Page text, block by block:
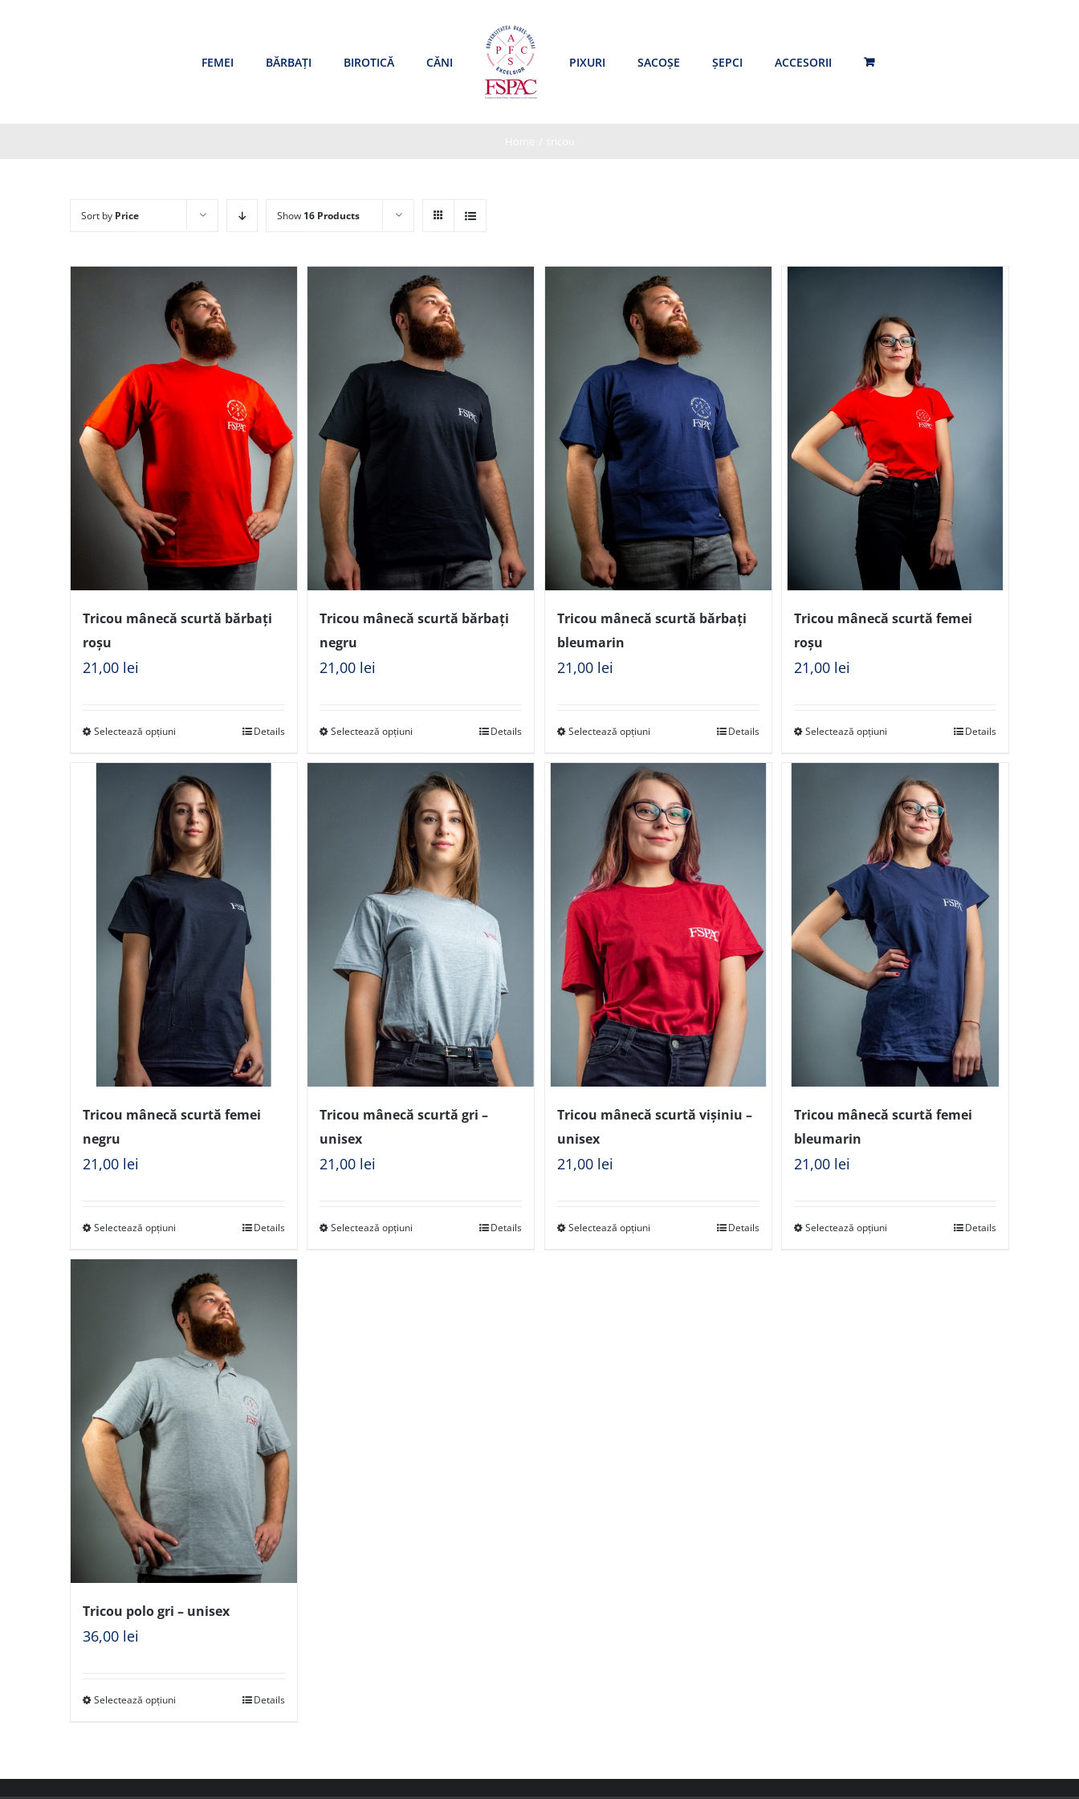
FEMEI BĂRBAȚI BIROTICĂ CĂNI PIXURI SACOȘE ȘEPCI ACCESORII
Sort by Price Show 16 Products
Tricou mânecă scurtă bărbați
roșu
21,00 lei
Selectează opțiuni Details
Tricou mânecă scurtă bărbați
negru
21,00 lei
Selectează opțiuni Details
Tricou mânecă scurtă bărbați
bleumarin
21,00 lei
Selectează opțiuni Details
Tricou mânecă scurtă femei
roșu
21,00 lei
Selectează opțiuni Details
Tricou mânecă scurtă femei
negru
21,00 lei
Selectează opțiuni Details
Tricou mânecă scurtă gri –
unisex
21,00 lei
Selectează opțiuni Details
Tricou mânecă scurtă vișiniu –
unisex
21,00 lei
Selectează opțiuni Details
Tricou mânecă scurtă femei
bleumarin
21,00 lei
Selectează opțiuni Details
Tricou polo gri – unisex
36,00 lei
Selectează opțiuni Details